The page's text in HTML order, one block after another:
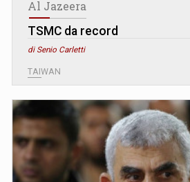
Al Jazeera
TSMC da record
di Senio Carletti
TAIWAN